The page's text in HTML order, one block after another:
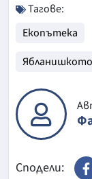
Тагове:
Екопътека
Сподели: